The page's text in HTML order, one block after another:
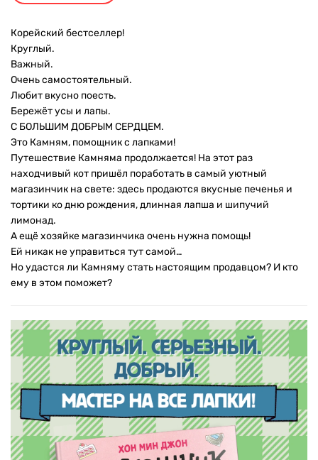
Корейский бестселлер!
Круглый.
Важный.
Очень самостоятельный.
Любит вкусно поесть.
Бережёт усы и лапы.
С БОЛЬШИМ ДОБРЫМ СЕРДЦЕМ.
Это Камням, помощник с лапками!
Путешествие Камняма продолжается! На этот раз
находчивый кот пришёл поработать в самый уютный
магазинчик на свете: здесь продаются вкусные печенья и
тортики ко дню рождения, длинная лапша и шипучий
лимонад.
А ещё хозяйке магазинчика очень нужна помощь!
Ей никак не управиться тут самой…
Но удастся ли Камняму стать настоящим продавцом? И кто
ему в этом поможет?